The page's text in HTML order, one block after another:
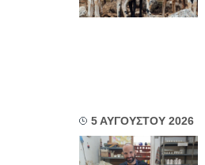
5 ΑΥΓΟΥΣΤΟΥ 2026